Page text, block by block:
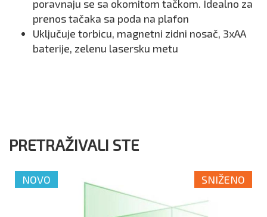
poravnaju se sa okomitom tačkom. Idealno za
prenos tačaka sa poda na plafon
Uključuje torbicu, magnetni zidni nosač, 3xAA
baterije, zelenu lasersku metu
PRETRAŽIVALI STE
NOVO SNIŽENO